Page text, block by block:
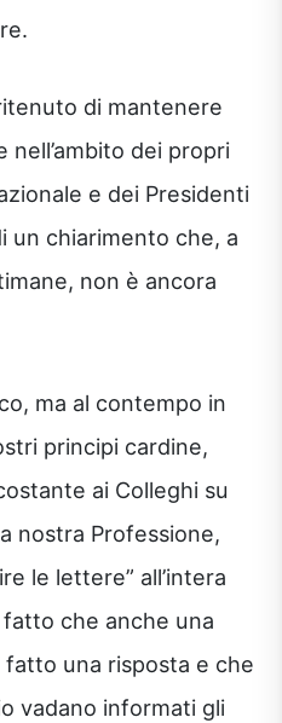
di mantenere
nell’ambito dei propri
e dei Presidenti
un chiarimento che, a
non è ancora
ma al contempo in
principi cardine,
ai Colleghi su
nostra Professione,
le lettere” all’intera
che anche una
fatto una risposta e che
vadano informati gli